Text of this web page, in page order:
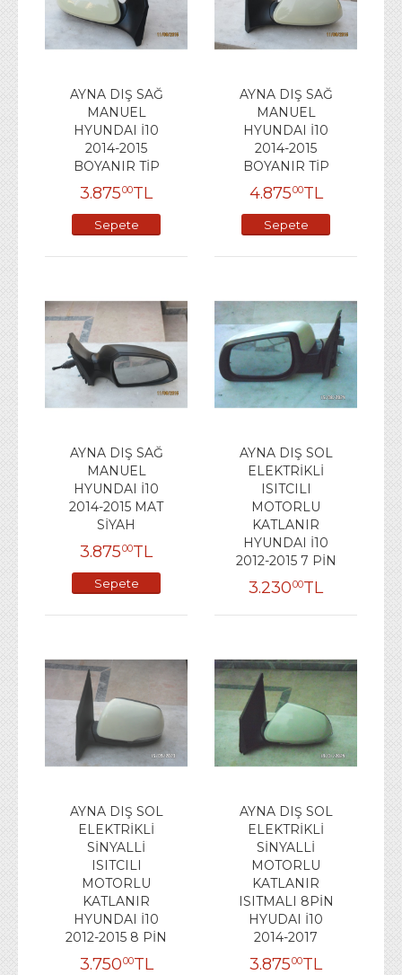
AYNA DIŞ SAĞ
MANUEL
HYUNDAI İ10
2014-2015
BOYANIR TİP
3.87500TL
Sepete
AYNA DIŞ SAĞ
MANUEL
HYUNDAI İ10
2014-2015
BOYANIR TİP
4.87500TL
Sepete
AYNA DIŞ SAĞ
MANUEL
HYUNDAI İ10
2014-2015 MAT
SİYAH
3.87500TL
Sepete
AYNA DIŞ SOL
ELEKTRİKLİ
ISITCILI
MOTORLU
KATLANIR
HYUNDAI İ10
2012-2015 7 PİN
3.23000TL
AYNA DIŞ SOL
ELEKTRİKLİ
SİNYALLİ
ISITCILI
MOTORLU
KATLANIR
HYUNDAI İ10
2012-2015 8 PİN
3.75000TL
AYNA DIŞ SOL
ELEKTRİKLİ
SİNYALLİ
MOTORLU
KATLANIR
ISITMALI 8PİN
HYUDAI İ10
2014-2017
3.87500TL